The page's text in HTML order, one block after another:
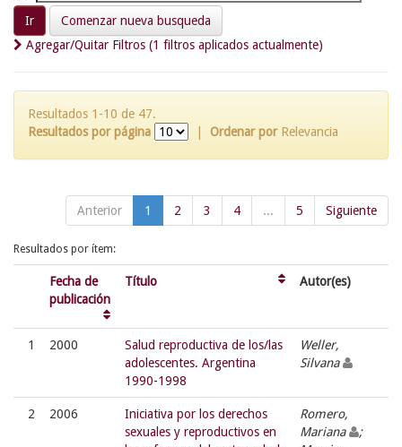
Comenzar nueva busqueda
Agregar/Quitar Filtros (1 filtros aplicados actualmente)
Resultados 1-10 de 47.
Resultados por página
Ordenar por Relevancia
Anterior 1 2 3 4 ... 5 Siguiente
Resultados por ítem:
Fecha de
publicación
Título Autor(es)
1 2000
Salud reproductiva de los/las
adolescentes. Argentina
1990-1998
Weller,
Silvana
2 2006
Iniciativa por los derechos
sexuales y reproductivos en
Romero,
Mariana
;